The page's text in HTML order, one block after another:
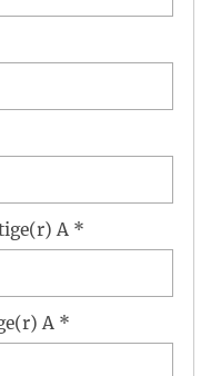
A *
A *